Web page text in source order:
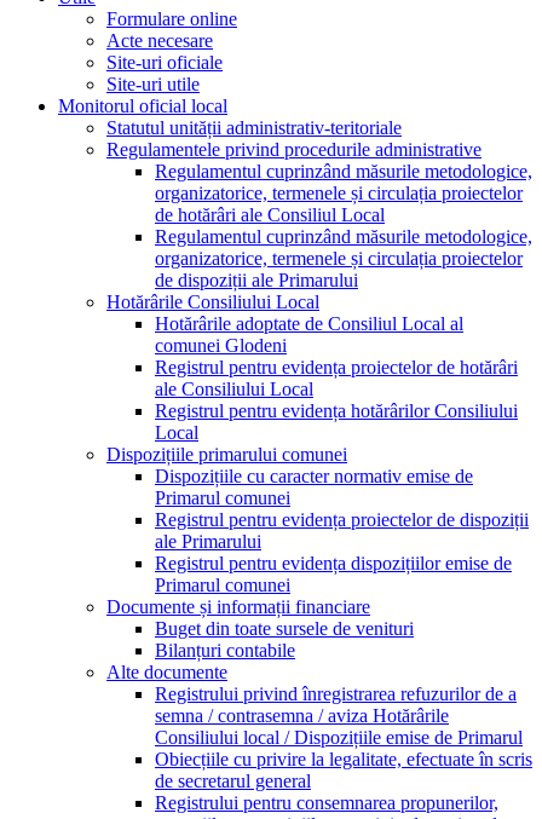
Formulare online
Acte necesare
Site-uri oficiale
Site-uri utile
Monitorul oficial local
Statutul unității administrativ-teritoriale
Regulamentele privind procedurile administrative
Regulamentul cuprinzând măsurile metodologice,
organizatorice, termenele și circulația proiectelor
de hotărâri ale Consiliul Local
Regulamentul cuprinzând măsurile metodologice,
organizatorice, termenele și circulația proiectelor
de dispoziții ale Primarului
Hotărârile Consiliului Local
Hotărârile adoptate de Consiliul Local al
comunei Glodeni
Registrul pentru evidența proiectelor de hotărâri
ale Consiliului Local
Registrul pentru evidența hotărârilor Consiliului
Local
Dispozițiile primarului comunei
Dispozițiile cu caracter normativ emise de
Primarul comunei
Registrul pentru evidența proiectelor de dispoziții
ale Primarului
Registrul pentru evidența dispozițiilor emise de
Primarul comunei
Documente și informații financiare
Buget din toate sursele de venituri
Bilanțuri contabile
Alte documente
Registrului privind înregistrarea refuzurilor de a
semna / contrasemna / aviza Hotărârile
Consiliului local / Dispozițiile emise de Primarul
Obiecțiile cu privire la legalitate, efectuate în scris
de secretarul general
Registrului pentru consemnarea propunerilor,